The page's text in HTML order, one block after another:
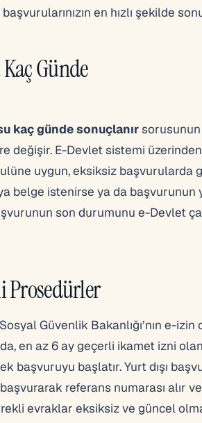
en hızlı şekilde
Günde
kaç günde sonuçlanırsorusunun
değişir. E-Devlet sistemi
uygun, eksiksiz
belge istenirse ya da
son durumunu e-Devlet
Prosedürler
Güvenlik Bakanlığı’nın e-
en az 6 ay geçerli ikamet izni
başvuruyu başlatır. Yurt dışı
referans numarası alır
evraklar eksiksiz ve güncel